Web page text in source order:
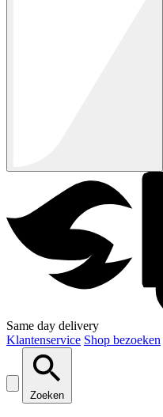
Same day delivery
Klantenservice Shop bezoeken
Zoeken